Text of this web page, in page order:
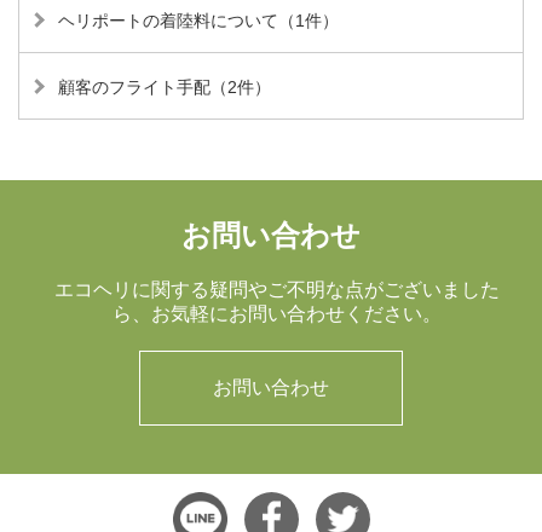
ヘリポートの着陸料について（1件）
顧客のフライト手配（2件）
お問い合わせ
エコヘリに関する疑問やご不明な点がございました
ら、 お気軽にお問い合わせください。
お問い合わせ